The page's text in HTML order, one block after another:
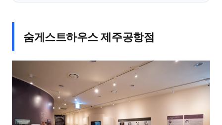
숨게스트하우스 제주공항점